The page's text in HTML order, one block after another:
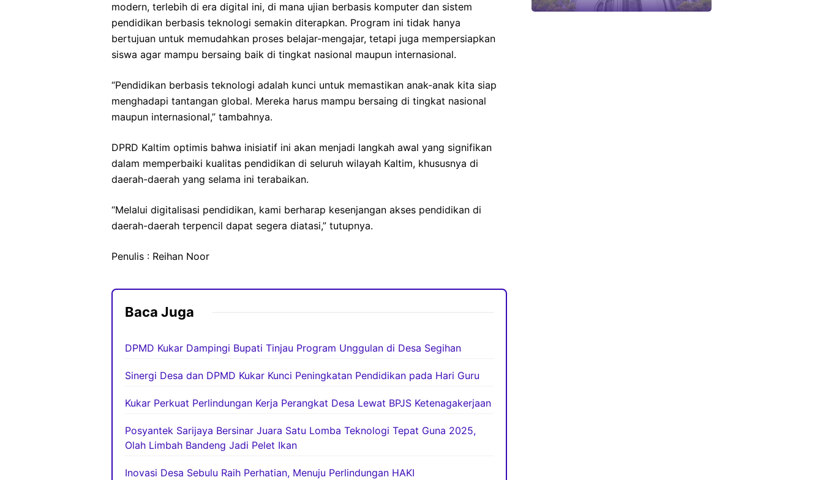
modern, terlebih di era digital ini, di mana ujian berbasis komputer dan sistem
pendidikan berbasis teknologi semakin diterapkan. Program ini tidak hanya
bertujuan untuk memudahkan proses belajar-mengajar, tetapi juga mempersiapkan
siswa agar mampu bersaing baik di tingkat nasional maupun internasional.
“Pendidikan berbasis teknologi adalah kunci untuk memastikan anak-anak kita siap
menghadapi tantangan global. Mereka harus mampu bersaing di tingkat nasional
maupun internasional,” tambahnya.
DPRD Kaltim optimis bahwa inisiatif ini akan menjadi langkah awal yang signifikan
dalam memperbaiki kualitas pendidikan di seluruh wilayah Kaltim, khususnya di
daerah-daerah yang selama ini terabaikan.
“Melalui digitalisasi pendidikan, kami berharap kesenjangan akses pendidikan di
daerah-daerah terpencil dapat segera diatasi,” tutupnya.
Penulis : Reihan Noor
Baca Juga
DPMD Kukar Dampingi Bupati Tinjau Program Unggulan di Desa Segihan
Sinergi Desa dan DPMD Kukar Kunci Peningkatan Pendidikan pada Hari Guru
Kukar Perkuat Perlindungan Kerja Perangkat Desa Lewat BPJS Ketenagakerjaan
Posyantek Sarijaya Bersinar Juara Satu Lomba Teknologi Tepat Guna 2025,
Olah Limbah Bandeng Jadi Pelet Ikan
Inovasi Desa Sebulu Raih Perhatian, Menuju Perlindungan HAKI